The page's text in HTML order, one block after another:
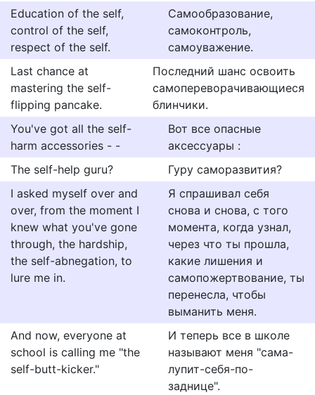
Education of the self,
control of the self,
respect of the self.
Самообразование,
самоконтроль,
самоуважение.
Last chance at
mastering the self-
flipping pancake.
Последний шанс освоить
самопереворачивающиеся
блинчики.
You've got all the self-
harm accessories - -
Вот все опасные
аксессуары :
The self-help guru?
Гуру саморазвития?
I asked myself over and
over, from the moment I
knew what you've gone
through, the hardship,
the self-abnegation, to
lure me in.
Я спрашивал себя
снова и снова, с того
момента, когда узнал,
через что ты прошла,
какие лишения и
самопожертвование, ты
перенесла, чтобы
выманить меня.
And now, everyone at
school is calling me "the
self-butt-kicker."
И теперь все в школе
называют меня "сама-
лупит-себя-по-
заднице".